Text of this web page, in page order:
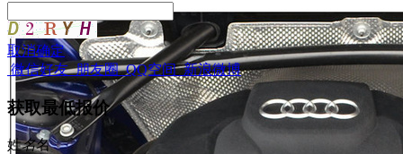
取消确定
微信好友 朋友圈 QQ空间 新浪微博
获取最低报价
姓名名